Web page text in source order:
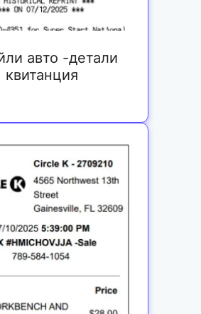
авто -детали
квитанция